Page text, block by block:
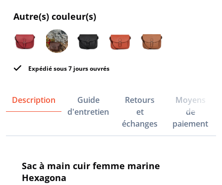
Autre(s) couleur(s)
Expédié sous 7 jours ouvrés
Description
Guide
d'entretien
Retours
et
échanges
Moyens
de
paiement
Sac à main cuir femme marine
Hexagona